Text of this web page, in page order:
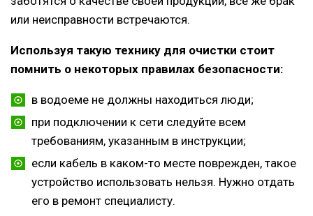
или неисправности встречаются.
Используя такую технику для очистки стоит
помнить о некоторых правилах безопасности:
в водоеме не должны находиться люди;
при подключении к сети следуйте всем
требованиям, указанным в инструкции;
если кабель в каком-то месте поврежден, такое
устройство использовать нельзя. Нужно отдать
его в ремонт специалисту.